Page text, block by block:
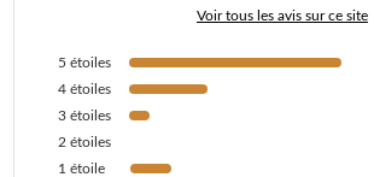
Voir tous les avis sur ce site
5 étoiles
4 étoiles
3 étoiles
2 étoiles
1 étoile